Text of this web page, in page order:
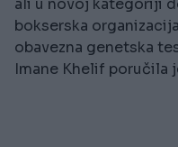
ali u novoj kategoriji
bokserska
obavezna genetska
Imane Khelif poručila